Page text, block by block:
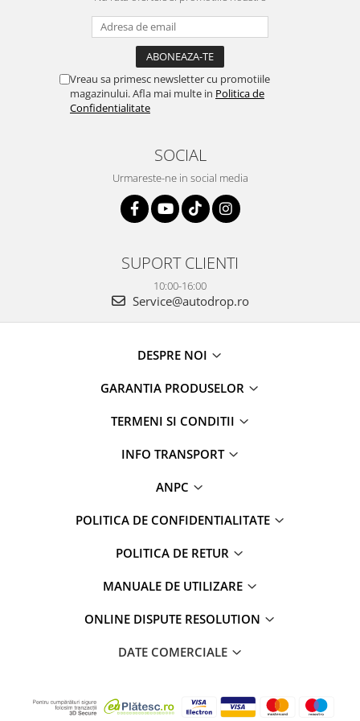
Rame adaptoare Daihatsu
Rame adaptoare Kia
Rame adaptoare Fiat
Rame adaptoare Dodge
Rame adaptoare Chrysler
Rame adaptoare Isuzu
Rame adaptoare Ssangyong
Camere marșarier auto
Vreau sa primesc newsletter cu promotiile
magazinului. Afla mai multe in Politica de
Confidentialitate
SOCIAL
Urmareste-ne in social media
SUPORT CLIENTI
10:00-16:00
Service@autodrop.ro
DESPRE NOI
GARANTIA PRODUSELOR
TERMENI SI CONDITII
INFO TRANSPORT
ANPC
POLITICA DE CONFIDENTIALITATE
POLITICA DE RETUR
MANUALE DE UTILIZARE
ONLINE DISPUTE RESOLUTION
DATE COMERCIALE